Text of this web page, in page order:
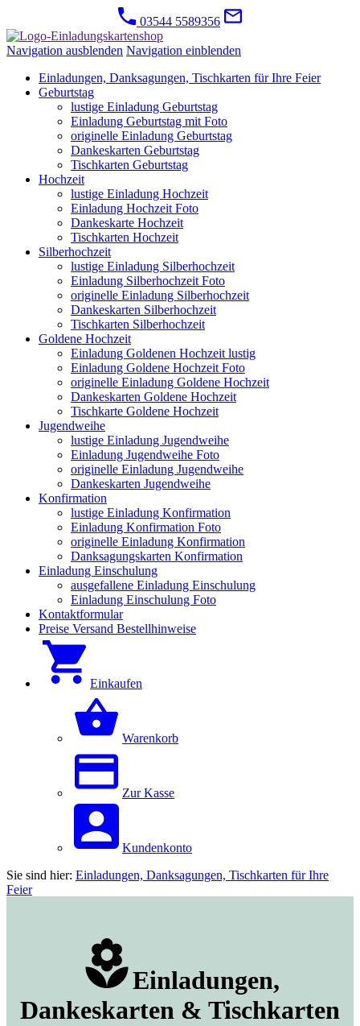
03544 5589356
Navigation ausblenden Navigation einblenden
Einladungen, Danksagungen, Tischkarten für Ihre Feier
Geburtstag
lustige Einladung Geburtstag
Einladung Geburtstag mit Foto
originelle Einladung Geburtstag
Dankeskarten Geburtstag
Tischkarten Geburtstag
Hochzeit
lustige Einladung Hochzeit
Einladung Hochzeit Foto
Dankeskarte Hochzeit
Tischkarten Hochzeit
Silberhochzeit
lustige Einladung Silberhochzeit
Einladung Silberhochzeit Foto
originelle Einladung Silberhochzeit
Dankeskarten Silberhochzeit
Tischkarten Silberhochzeit
Goldene Hochzeit
Einladung Goldenen Hochzeit lustig
Einladung Goldene Hochzeit Foto
originelle Einladung Goldene Hochzeit
Dankeskarten Goldene Hochzeit
Tischkarte Goldene Hochzeit
Jugendweihe
lustige Einladung Jugendweihe
Einladung Jugendweihe Foto
originelle Einladung Jugendweihe
Dankeskarten Jugendweihe
Konfirmation
lustige Einladung Konfirmation
Einladung Konfirmation Foto
originelle Einladung Konfirmation
Danksagungskarten Konfirmation
Einladung Einschulung
ausgefallene Einladung Einschulung
Einladung Einschulung Foto
Kontaktformular
Preise Versand Bestellhinweise
Einkaufen
Warenkorb
Zur Kasse
Kundenkonto
Sie sind hier: Einladungen, Danksagungen, Tischkarten für Ihre
Feier
Einladungen,
Dankeskarten & Tischkarten